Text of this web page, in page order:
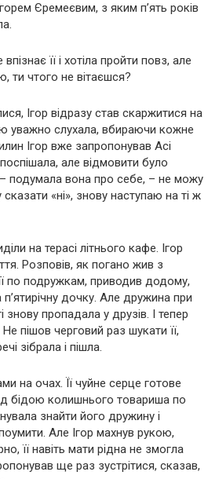
Єремеєвим, з яким п’ять років
її і хотіла пройти повз, але
ти чтого не вітаєшся?
Ігор відразу став скаржитися на
уважно слухала, вбираючи кожне
Ігор вже запропонував Асі
але відмовити було
подумала вона про себе, – не можу
«ні», знову наступаю на ті ж
на терасі літнього кафе. Ігор
Розповів, як погано жив з
по подружкам, приводив додому,
дочку. Але дружина при
пропадала у друзів. І тепер
пішов черговий раз шукати її,
зібрала і пішла.
на очах. Її чуйне серце готове
бідою колишнього товариша по
знайти його дружину і
Але Ігор махнув рукою,
її навіть мати рідна не змогла
ще раз зустрітися, сказав,